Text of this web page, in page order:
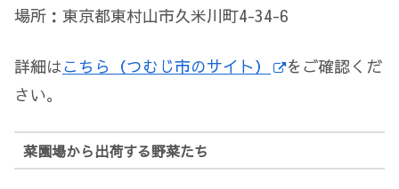
場所：東京都東村山市久米川町4-34-6
詳細はこちら（つむじ市のサイト）
をご確認くだ
さい。
菜園場から出荷する野菜たち